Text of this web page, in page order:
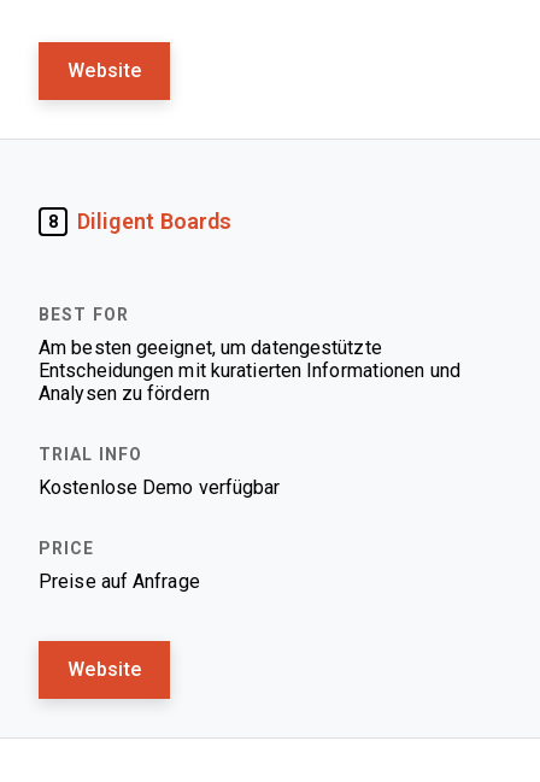
Website
8 Diligent Boards
Am besten geeignet, um datengestützte
Entscheidungen mit kuratierten Informationen und
Analysen zu fördern
Kostenlose Demo verfügbar
Preise auf Anfrage
Website